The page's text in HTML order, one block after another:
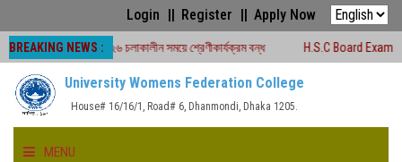
Login Register Apply Now
BREAKING NEWS :
-২০২৬ চলাকালীন সময়ে শ্রেণীকার্যক্রম বন্ধ H.S.C Board Exam Seat Plan (
University Womens Federation College
House# 16/16/1, Road# 6, Dhanmondi, Dhaka 1205.
MENU